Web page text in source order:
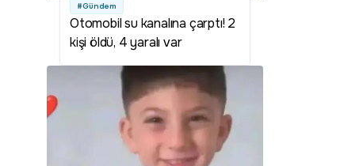
#Gündem
Otomobil su kanalına çarptı! 2
kişi öldü, 4 yaralı var